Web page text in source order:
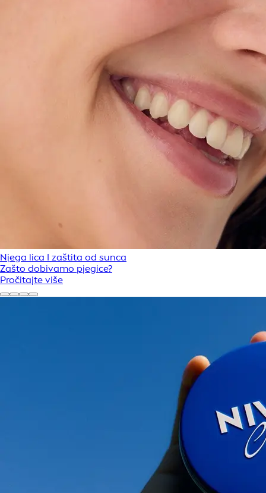
Njega lica I zaštita od sunca
Zašto dobivamo pjegice?
Pročitajte više